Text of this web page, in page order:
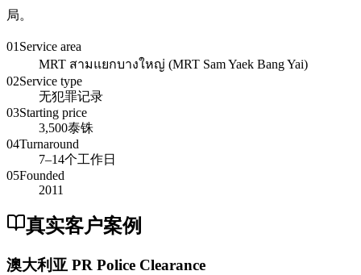
局。
01 Service area
MRT สามแยกบางใหญ่ (MRT Sam Yaek Bang Yai)
02Service type
无犯罪记录
03Starting price
3,500泰铢
04Turnaround
7–14个工作日
05Founded
2011
真实客户案例
澳大利亚 PR Police Clearance